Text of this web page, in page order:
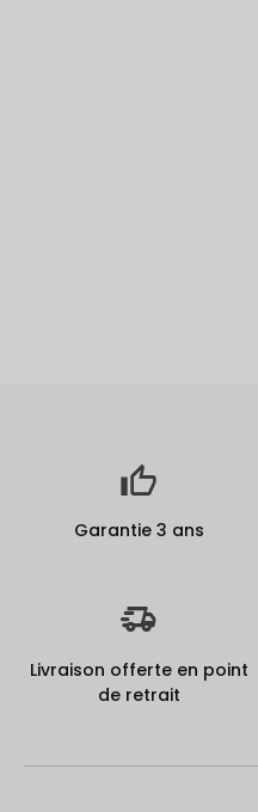
Garantie 3 ans
Livraison offerte en point
de retrait